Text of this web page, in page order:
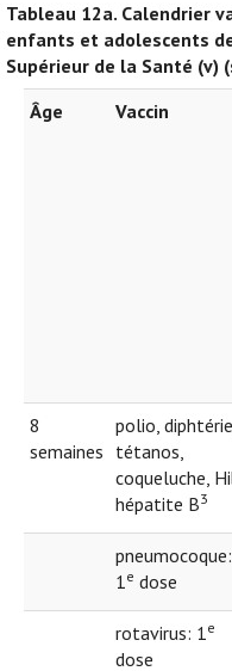
Tableau 12a. Calendrier
enfants et adolescents
Supérieur de la Santé (v)
Âge
Vaccin
8
semaines
polio, diphtérie,
tétanos,
coqueluche,
hépatite B3
pneumocoque:
1e dose
rotavirus: 1e
dose